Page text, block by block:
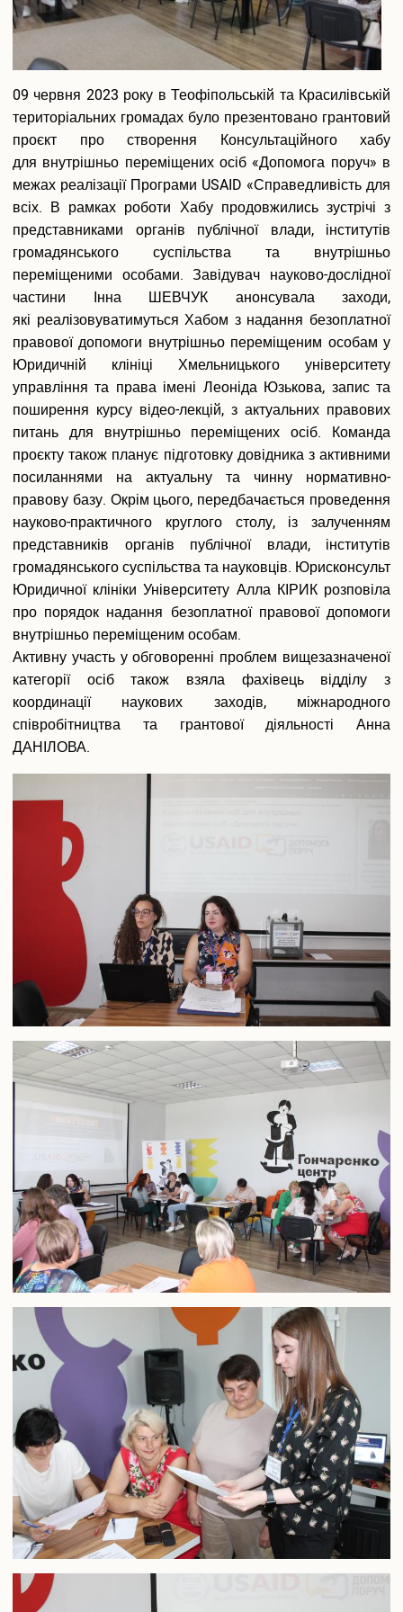
Вакантні посади
Акредитація
Внутрішня система забезпечення якості освіти
Етика, академічна доброчесність та антикорупційна
політика
Гендерна політика Університету
Газета ХУУП імені Леоніда Юзькова GAUDEAMUS
Меморіал пам'яті
Безпека освітнього середовища
Фотогалерея
Відеогалерея
Вступнику
Приймальна комісія
Відомості про провадження освітньої діяльності
Правила прийому в ХУУП імені Леоніда Юзькова
Кількість бюджетних місць регіонального замовлення
Переваги університету
Вартість навчання на контрактній основі
Освітні програми
Подача електронної заяви
Поновлення та переведення на навчання
Реєстраціія електронного кабіінету для вступу на
магістратуру
Інформація про вступ до аспірантури і докторантури
Програми вступних випробувань
Співбесіда
Рейтингові списки
Захист персональних даних
Ваучер на навчання від центру зайнятості
Особам з особливими освітніми потребами
Військова кафедра
Проживання студентів
Освіта іноземних студентів
Студенту
Оголошення
Електронні журнали обліку успішності
Плани гостьових лекцій
Навчально-методичне забезпечення
Студентське самоврядування
Військова кафедра
IT сервіси Університету
Офіс студента
Пам’ятаємо. Єднаємося. Переможемо!
Соціально-психологічна допомога внутрішньо переміщеним
особам
Електронна скринька довіри
Аспіранту і докторанту
Загальна інформація
Інформація про вступ до аспірантури та докторантури
Інформаційний пакет підготовки докторів філософії та
докторів наук
Вибіркові дисципліни
Педагогічна практика аспірантів
Дисертаційні дослідження, що виконуються
Перелік корисних посилань
Відповідність тем дисертацій аспірантів напрямам наукових
Результати вступних випробувань
Наукова діяльність
Загальна інформація
Путівник науковця
Напрями наукових досліджень
Організація наукової діяльності молодих вчених
Наукові школи
Спеціалізована вчена рада Д70.895.02
Спеціалізована вчена рада К 70.895.02
Спеціалізована вчена рада К 70.895.01
Наукові видання
Наукометричні бази даних
Спеціалізовані вчені ради для захисту дисертацій на здобуття
09 червня 2023 року в Теофіпольській та Красилівській
територіальних громадах було презентовано грантовий
проєкт про створення Консультаційного хабу
для внутрішньо переміщених осіб «Допомога поруч» в
межах реалізації Програми USAID «Справедливість для
всіх. В рамках роботи Хабу продовжились зустрічі з
представниками органів публічної влади, інститутів
громадянського суспільства та внутрішньо
переміщеними особами. Завідувач науково-дослідної
частини Інна ШЕВЧУК анонсувала заходи,
які реалізовуватимуться Хабом з надання безоплатної
правової допомоги внутрішньо переміщеним особам у
Юридичній клініці Хмельницького університету
управління та права імені Леоніда Юзькова, запис та
поширення курсу відео-лекцій, з актуальних правових
питань для внутрішньо переміщених осіб. Команда
проєкту також планує підготовку довідника з активними
посиланнями на актуальну та чинну нормативно-
правову базу. Окрім цього, передбачається проведення
науково-практичного круглого столу, із залученням
представників органів публічної влади, інститутів
громадянського суспільства та науковців. Юрисконсульт
Юридичної клініки Університету Алла КІРИК розповіла
про порядок надання безоплатної правової допомоги
внутрішньо переміщеним особам.
Активну участь у обговоренні проблем вищезазначеної
категорії осіб також взяла фахівець відділу з
координації наукових заходів, міжнародного
співробітництва та грантової діяльності Анна
ДАНІЛОВА.